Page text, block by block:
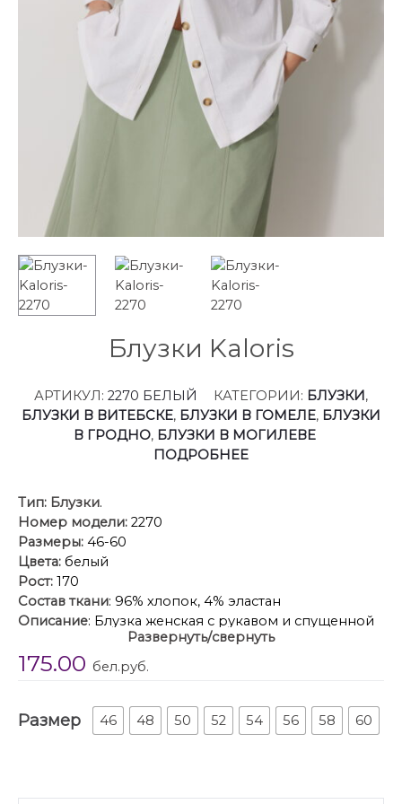
Блузки Kaloris
АРТИКУЛ: 2270 БЕЛЫЙ КАТЕГОРИИ: БЛУЗКИ,
БЛУЗКИ В ВИТЕБСКЕ, БЛУЗКИ В ГОМЕЛЕ, БЛУЗКИ
В ГРОДНО, БЛУЗКИ В МОГИЛЕВЕ
ПОДРОБНЕЕ
Тип: Блузки.
Номер модели: 2270
Размеры: 46-60
Цвета: белый
Рост: 170
Состав ткани: 96% хлопок, 4% эластан
Описание: Блузка женская с рукавом и спущенной
линией плеча длиной за линию бедра. По переду
блузки обработана отрезная кокетка. Накладной
обработана отрезная кокетка. Рукав втачной
рубашечный одношовный. Низ рукава со складкой,
рукава пришита пата, застегивающаяся на пуговицу.
Развернуть/свернуть
175.00 бел.руб.
Размер 46 48 50 52 54 56 58 60